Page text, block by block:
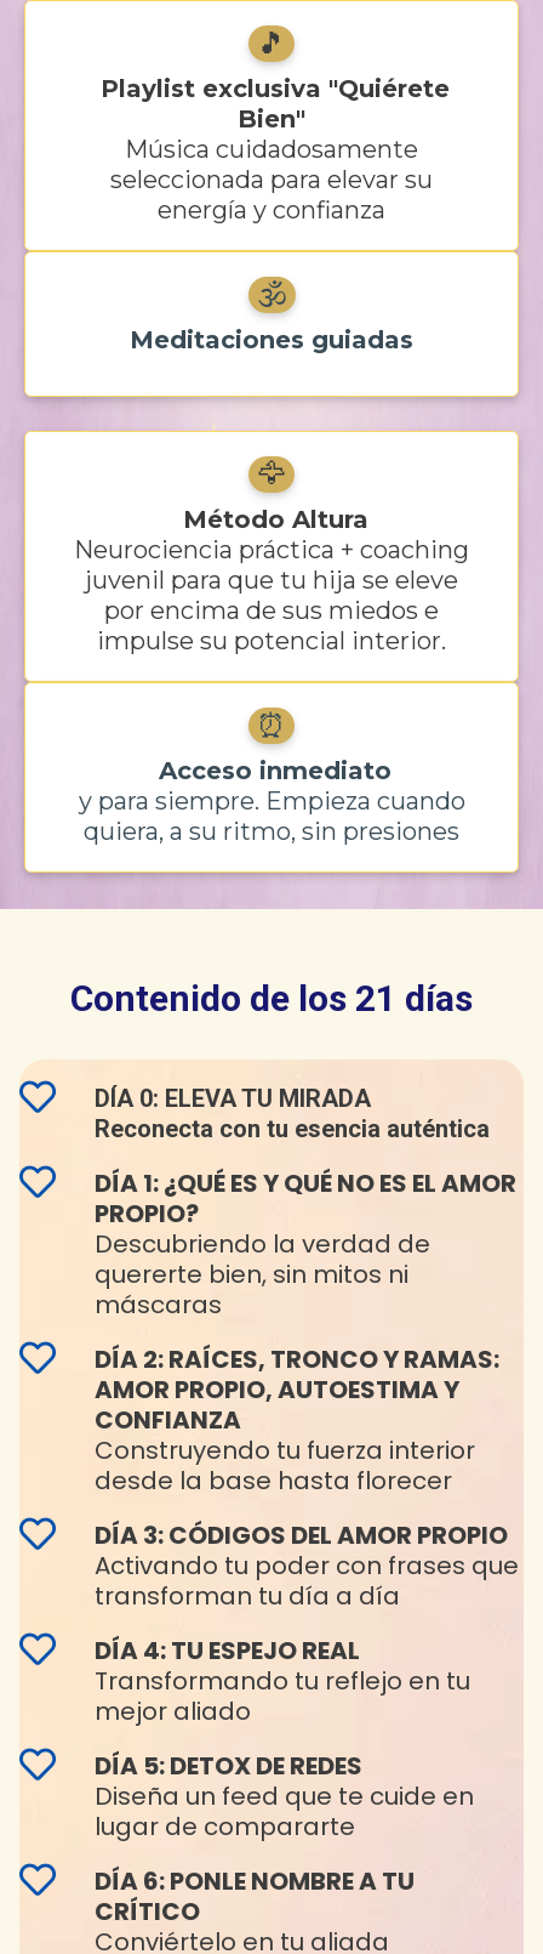
🎵
Playlist exclusiva "Quiérete
Bien"
Música cuidadosamente
seleccionada para elevar su
energía y confianza
🕉️
Meditaciones guiadas
🦅
Método Altura
Neurociencia práctica + coaching
juvenil para que tu hija se eleve
por encima de sus miedos e
impulse su potencial interior.
⏰
Acceso inmediato
y para siempre. Empieza cuando
quiera, a su ritmo, sin presiones
Contenido de los 21 días
DÍA 0: ELEVA TU MIRADA
Reconecta con tu esencia auténtica
DÍA 1: ¿QUÉ ES Y QUÉ NO ES EL AMOR
PROPIO?
Descubriendo la verdad de
quererte bien, sin mitos ni
máscaras
DÍA 2: RAÍCES, TRONCO Y RAMAS:
AMOR PROPIO, AUTOESTIMA Y
CONFIANZA
Construyendo tu fuerza interior
desde la base hasta florecer
DÍA 3: CÓDIGOS DEL AMOR PROPIO
Activando tu poder con frases que
transforman tu día a día
DÍA 4: TU ESPEJO REAL
Transformando tu reflejo en tu
mejor aliado
DÍA 5: DETOX DE REDES
Diseña un feed que te cuide en
lugar de compararte
DÍA 6: PONLE NOMBRE A TU
CRÍTICO
Conviértelo en tu aliada